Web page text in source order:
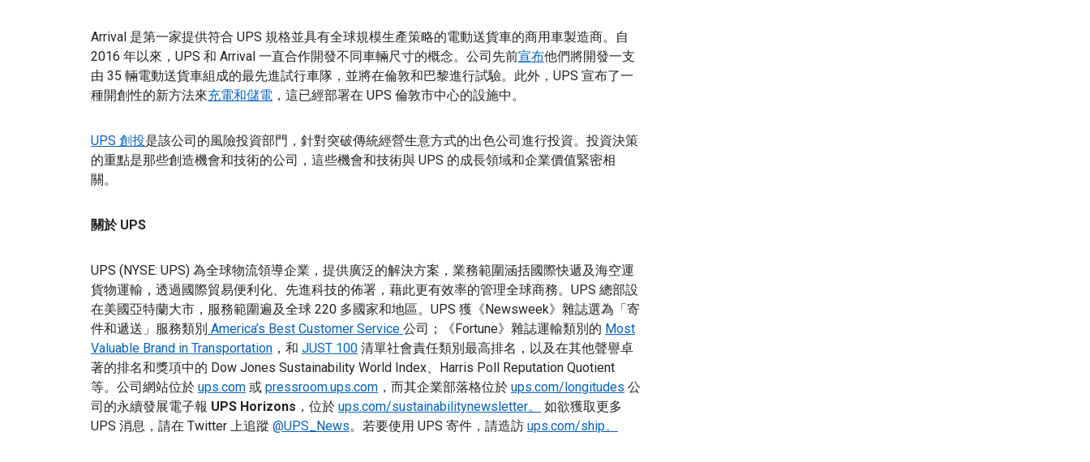
Arrival 是第一家提供符合 UPS 規格並具有全球規模生產策略的電動送貨車的商用車製造商。自
2016 年以來，UPS 和 Arrival 一直合作開發不同車輛尺寸的概念。公司先前宣布他們將開發一支
由 35 輛電動送貨車組成的最先進試行車隊，並將在倫敦和巴黎進行試驗。此外，UPS 宣布了一
種開創性的新方法來充電和儲電 ，這已經部署在 UPS 倫敦市中心的設施中。
UPS 創投是該公司的風險投資部門，針對突破傳統經營生意方式的出色公司進行投資。投資決策
的重點是那些創造機會和技術的公司，這些機會和技術與 UPS 的成長領域和企業價值緊密相
關。
關於 UPS
UPS (NYSE: UPS) 為全球物流領導企業，提供廣泛的解決方案，業務範圍涵括國際快遞及海空運
貨物運輸，透過國際貿易便利化、先進科技的佈署，藉此更有效率的管理全球商務。UPS 總部設
在美國亞特蘭大市，服務範圍遍及全球 220 多國家和地區。UPS 獲《Newsweek》雜誌選為「寄
件和遞送」服務類別 America’s Best Customer Service 公司；《Fortune》雜誌運輸類別的 Most
Valuable Brand in Transportation ，和 JUST 100 清單社會責任類別最高排名，以及在其他聲譽卓
著的排名和獎項中的 Dow Jones Sustainability World Index、Harris Poll Reputation Quotient
等。公司網站位於 ups.com 或 pressroom.ups.com ，而其企業部落格位於 ups.com/longitudes 公
司的永續發展電子報 UPS Horizons ，位於 ups.com/sustainabilitynewsletter。
如欲獲取更多
UPS 消息，請在 Twitter 上追蹤 @UPS_News。若要使用 UPS 寄件，請造訪 ups.com/ship。